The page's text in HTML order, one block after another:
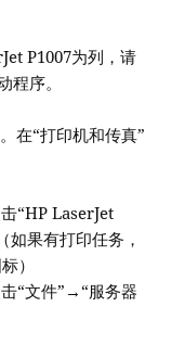
P1007为列，请
序。
在“打印机和传真”
“HP LaserJet
如果有打印任务，
）
“文件”→“服务器